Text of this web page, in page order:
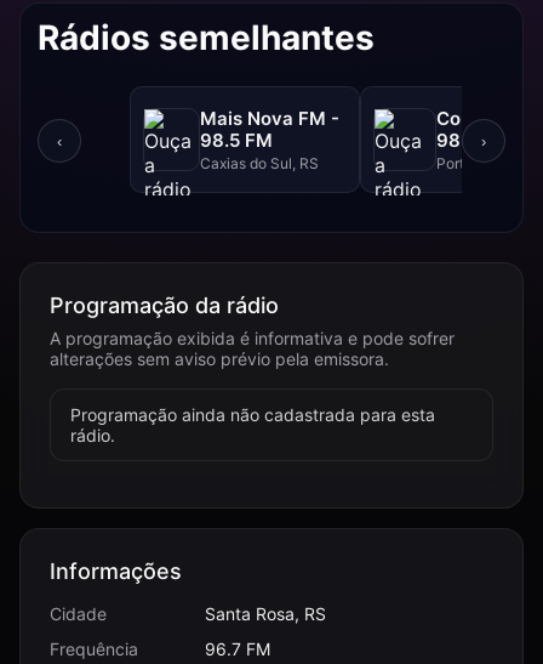
Rádios semelhantes
‹
Mais Nova FM -
98.5 FM
Caxias do Sul, RS
98.3 FM
Porto Alegre,
›
Programação da rádio
A programação exibida é informativa e pode sofrer
alterações sem aviso prévio pela emissora.
Programação ainda não cadastrada para esta
rádio.
Informações
Cidade
Santa Rosa, RS
Frequência
96.7 FM